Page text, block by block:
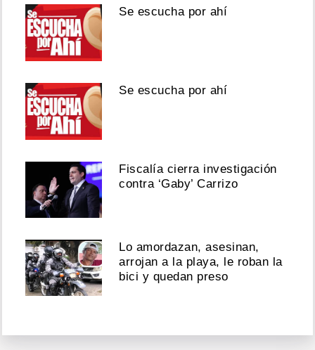
Se escucha por ahí
Se escucha por ahí
Fiscalía cierra investigación
contra ‘Gaby’ Carrizo
Lo amordazan, asesinan,
arrojan a la playa, le roban la
bici y quedan preso